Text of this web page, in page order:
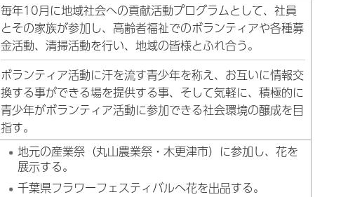
毎年10月に地域社会への貢献活動プログラムとして、社員
とその家族が参加し、高齢者福祉でのボランティアや各種募
金活動、清掃活動を行い、地域の皆様とふれ合う。
ボランティア活動に汗を流す青少年を称え、お互いに情報交
換する事ができる場を提供する事、そして気軽に、積極的に
青少年がボランティア活動に参加できる社会環境の醸成を目
指す。
地元の産業祭（丸山農業祭・木更津市）に参加し、花を
展示する。
千葉県フラワーフェスティバルへ花を出品する。